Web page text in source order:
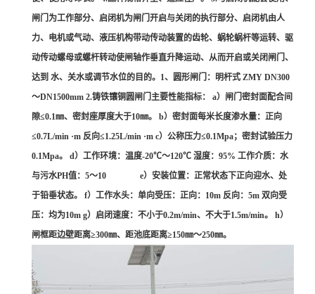
闸门为工作部分、启闭机为闸门开启与关闭的执行部分、启闭机由人
力、电机或气动、液压机构带动传动装置的齿轮、蜗轮蜗杆等运转、驱
动传动螺母或螺杆转动使闸轴作垂直升降运动、从而开启或关闭闸门、
达到 水、关水或调节水位的目的。1、圆形闸门：明杆式 ZMY DN300
～DN1500mm 2.铸铁镶铜圆闸门主要性能指标： a）闸门密封面配合间
隙≤0.1㎜、密封座厚度大于10㎜。 b）密封面每米长度渗水量：正向
≤0.7L/min ·m 反向≤1.25L/min ·m c）公称压力≤0.1Mpa；密封试验压力
0.1Mpa。 d）工作环境：温度-20℃～120℃ 湿度：95% 工作介质：水
与污水PH值：5～10 e）安装位置：正常状态下正向迎水、处
于铅垂状态。 f）工作水头：单向受压：正向：10m 反向：5m 双向受
压：均为10m g）启闭速度：不小于0.2m/min、不大于1.5m/min。 h）
闸框距边壁距离≥300㎜、距池底距离≥150㎜～250㎜。